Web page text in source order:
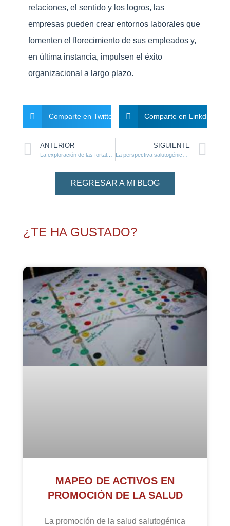
relaciones, el sentido y los logros, las
empresas pueden crear entornos laborales que
fomenten el florecimiento de sus empleados y,
en última instancia, impulsen el éxito
organizacional a largo plazo.
Comparte en Twitter Comparte en Linkdin
ANTERIOR SIGUIENTE
REGRESAR A MI BLOG
¿TE HA GUSTADO?
MAPEO DE ACTIVOS EN
PROMOCIÓN DE LA SALUD
La promoción de la salud salutogénica